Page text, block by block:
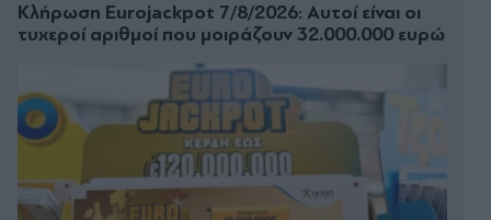
Κλήρωση Eurojackpot 7/8/2026: Αυτοί είναι οι
τυχεροί αριθμοί που μοιράζουν 32.000.000 ευρώ